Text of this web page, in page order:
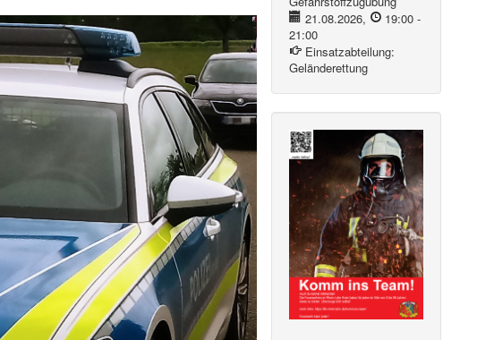
21.08.2026, 19:00-
21:00
Einsatzabteilung:
Geländerettung